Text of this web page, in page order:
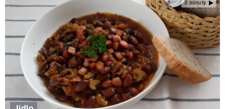
3 minuty